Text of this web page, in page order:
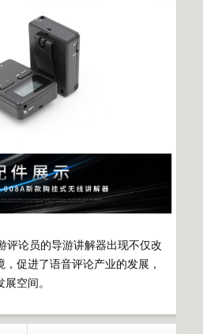
论员的导游讲解器出现不仅改
促进了语音评论产业的发展，
空间。